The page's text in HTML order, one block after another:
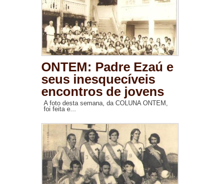
ONTEM: Padre Ezaú e
seus inesquecíveis
encontros de jovens
A foto desta semana, da COLUNA ONTEM,
foi feita e...